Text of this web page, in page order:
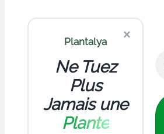
×
Plantalya
Ne Tuez
Plus
Jamais une
Plante